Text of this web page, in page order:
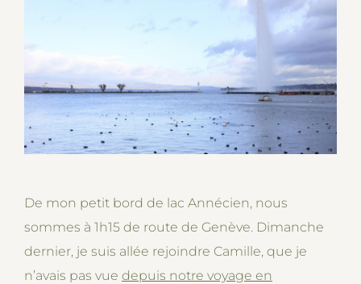
De mon petit bord de lac Annécien, nous
sommes à 1h15 de route de Genève. Dimanche
dernier, je suis allée rejoindre Camille, que je
n’avais pas vue depuis notre voyage en